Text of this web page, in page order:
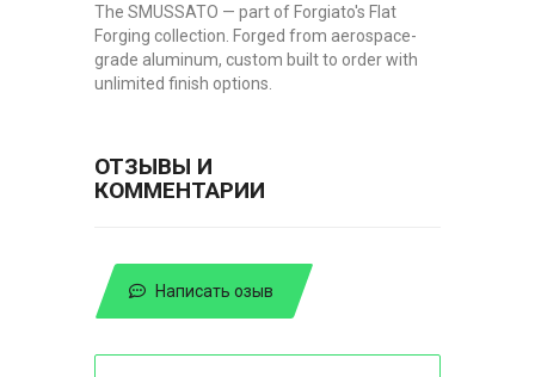
The SMUSSATO — part of Forgiato's Flat
Forging collection. Forged from aerospace-
grade aluminum, custom built to order with
unlimited finish options.
ОТЗЫВЫ И
КОММЕНТАРИИ
Написать озыв